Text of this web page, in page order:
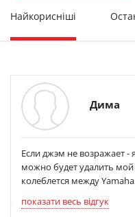
Найкорисніші
Дима
Если джэм не возражает -
можно будет удалить
колеблется между
показати весь відгук